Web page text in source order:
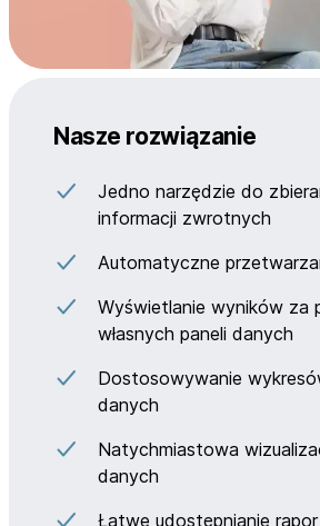
Nasze rozwiązanie
Jedno narzędzie do
informacji zwrotnych
Automatyczne
Wyświetlanie wyników za
własnych paneli danych
Dostosowywanie
danych
Natychmiastowa
danych
Łatwe udostępnianie